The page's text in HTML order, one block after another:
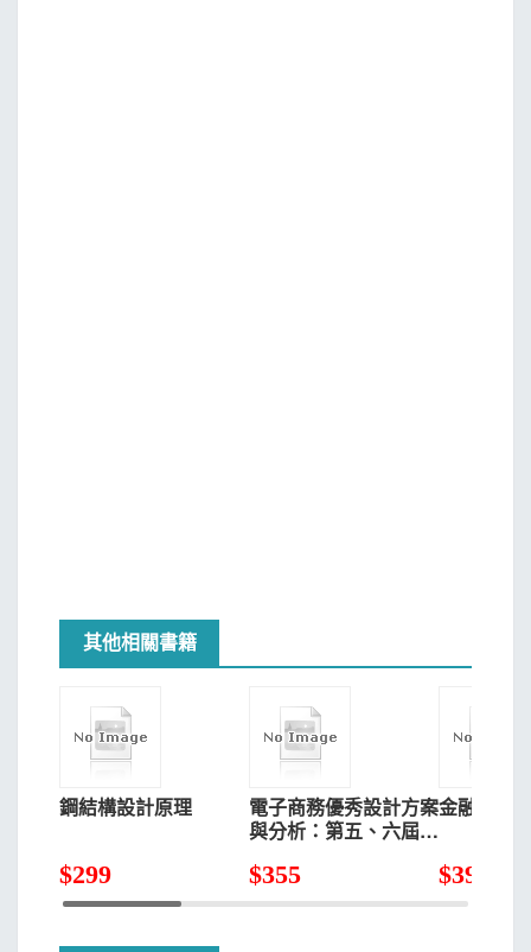
其他相關書籍
鋼結構設計原理
$299
電子商務優秀設計方案
與分析：第五、六屆全
新、創意及創業」挑戰
賽部分優秀設計方案述
$355
金融學(第
$392